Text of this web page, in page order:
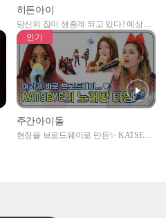
히든아이
당신의 집이 생중계 되고 있다? 예상치
못한 곳에서 일어나는 불법촬영 범죄!
인기
주간아이돌
현장을 브로드웨이로 만든✨ KATSEYE